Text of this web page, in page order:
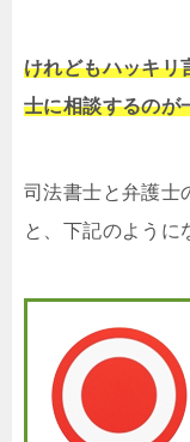
けれどもハッキリ
士に相談するのが
司法書士と弁護士
と、下記のように